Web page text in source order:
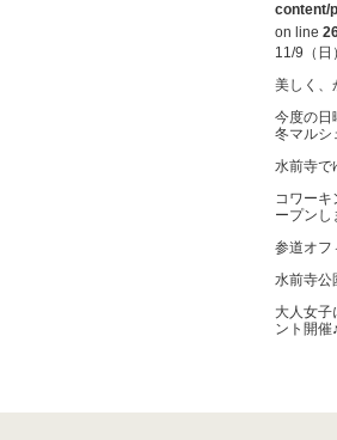
content/
on line
11/9（日
美しく、
今度の
冬マルシ
水前寺で
コワー
ープンし
参道オフ
水前寺公
大人女子
ント開催